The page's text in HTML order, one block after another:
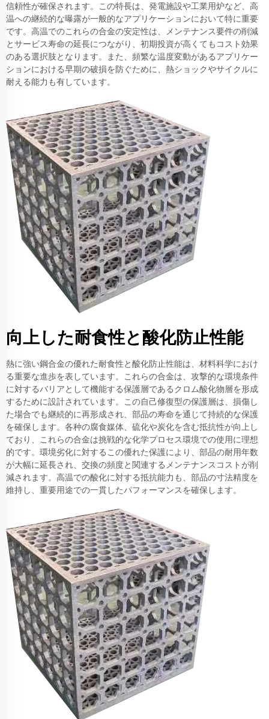
信頼性が確保されます。この特長は、発電施設や工業用炉など、高
温への継続的な曝露が一般的なアプリケーションにおいて特に重要
です。高温でのこれらの合金の安定性は、メンテナンス要件の削減
とサービス寿命の延長につながり、初期投資が高くてもコスト効果
のある選択肢となります。また、頻繁な温度変動があるアプリケー
ションにおける早期の破損を防ぐために、熱ショックやサイクルに
耐える能力も有しています。
向上した耐食性と酸化防止性能
熱に強い鋼合金の優れた耐食性と酸化防止性能は、材料科学におけ
る重要な進歩を表しています。これらの合金は、攻撃的な環境条件
に対するバリアとして機能する保護層であるクロム酸化物層を形成
するために設計されています。この自己修復型の保護層は、損傷し
た場合でも継続的に再形成され、部品の寿命を通じて持続的な保護
を確保します。各种の腐食媒体、硫化や炭化を含む抵抗性が向上し
ており、これらの合金は挑戦的な化学プロセス環境での使用に理想
的です。環境劣化に対するこの優れた保護により、部品の耐用年数
が大幅に延長され、交換の頻度と関連するメンテナンスコストが削
減されます。高温での酸化に対する抵抗能力も、部品の寸法精度を
維持し、重要用途での一貫したパフォーマンスを確保します。